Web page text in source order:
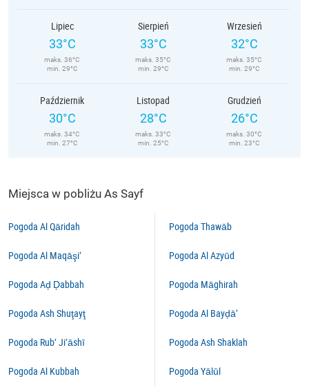
Lipiec
33°C
maks. 36°C
min. 29°C
Sierpień
33°C
maks. 35°C
min. 29°C
Wrzesień
32°C
maks. 35°C
min. 29°C
Październik
30°C
maks. 34°C
min. 27°C
Listopad
28°C
maks. 33°C
min. 25°C
Grudzień
26°C
maks. 30°C
min. 23°C
Miejsca w pobliżu As Sayf
Pogoda Al Qāridah
Pogoda Al Maqāşi‘
Pogoda Aḑ Ḑabbah
Pogoda Ash Shuţayţ
Pogoda Rub‘ Ji‘āshī
Pogoda Al Kubbah
Pogoda Thawāb
Pogoda Al Azyūd
Pogoda Māghirah
Pogoda Al Bayḑā’
Pogoda Ash Shaklah
Pogoda Yālūl